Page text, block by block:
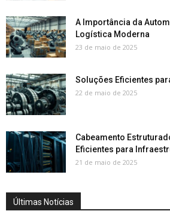
A Importância da
Logística Moderna
23 de maio de 2025
Soluções Eficientes
22 de maio de 2025
Cabeamento
Eficientes para
21 de maio de 2025
Últimas Notícias